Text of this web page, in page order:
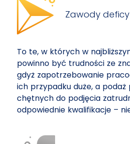
Zawody
To te, w których w
powinno być trudności ze
gdyż zapotrzebowanie
ich przypadku duże, a
chętnych do podjęcia
odpowiednie kwalifikacje –